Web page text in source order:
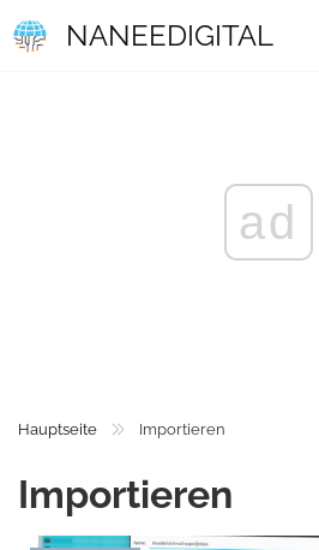
NANEEDIGITAL
ad
Hauptseite Importieren
Importieren